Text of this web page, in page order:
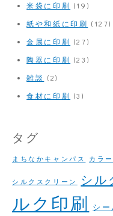
米袋に印刷 (19)
紙や和紙に印刷 (127)
金属に印刷 (27)
陶器に印刷 (23)
雑談 (2)
食材に印刷 (3)
タグ
まちなかキャンパス カラ
シルクスクリーン シル
ルク印刷
シー